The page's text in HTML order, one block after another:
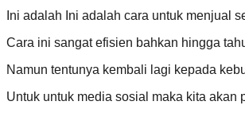
Ini adalah Ini adalah cara untuk menjual
Cara ini sangat efisien bahkan hingga
Namun tentunya kembali lagi kepada
Untuk untuk media sosial maka kita akan